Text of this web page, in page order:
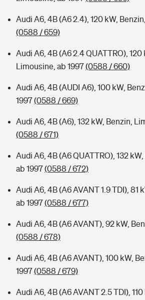
Audi A6, 4B (A6 2.4), 120 kW,
(0588 / 659)
Audi A6, 4B (A6 2.4 QUATTRO), 120
Limousine, ab 1997(0588 / 660)
Audi A6, 4B (AUDI A6), 100 kW,
1997(0588 / 669)
Audi A6, 4B (A6), 132 kW, Benzin,
(0588 / 671)
Audi A6, 4B (A6 QUATTRO), 132
ab 1997(0588 / 672)
Audi A6, 4B (A6 AVANT 1.9 TDI), 81
ab 1997(0588 / 677)
Audi A6, 4B (A6 AVANT), 92 kW,
(0588 / 678)
Audi A6, 4B (A6 AVANT), 100 kW,
1997(0588 / 679)
Audi A6, 4B (A6 AVANT 2.5 TDI),